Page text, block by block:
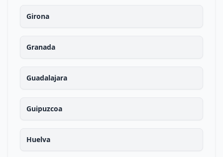
Girona
Granada
Guadalajara
Guipuzcoa
Huelva